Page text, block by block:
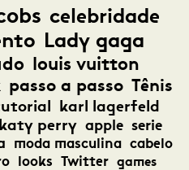
celebridade
Lady gaga
louis vuitton
passo a passo Tênis
karl lagerfeld
katy perry apple serie
moda masculina cabelo
looks Twitter games